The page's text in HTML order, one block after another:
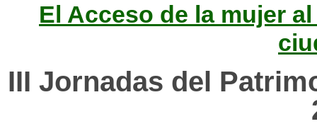
El Acceso de la mujer
III Jornadas del